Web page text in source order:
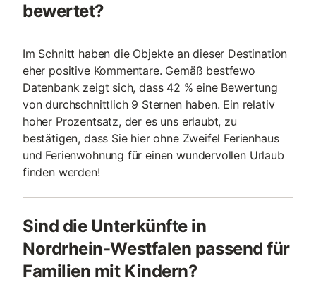
bewertet?
Im Schnitt haben die Objekte an dieser Destination
eher positive Kommentare. Gemäß bestfewo
Datenbank zeigt sich, dass 42 % eine Bewertung
von durchschnittlich 9 Sternen haben. Ein relativ
hoher Prozentsatz, der es uns erlaubt, zu
bestätigen, dass Sie hier ohne Zweifel Ferienhaus
und Ferienwohnung für einen wundervollen Urlaub
finden werden!
Sind die Unterkünfte in
Nordrhein-Westfalen passend für
Familien mit Kindern?